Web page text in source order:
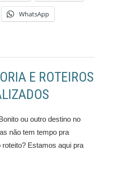
WhatsApp
E ROTEIROS
ou outro destino no
não tem tempo pra
roteito? Estamos aqui pra